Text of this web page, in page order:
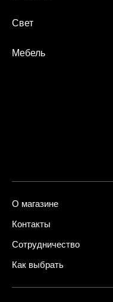
Свет
Мебель
О магазине
Контакты
Сотрудничество
Как выбрать